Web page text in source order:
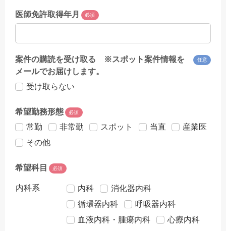
医師免許取得年月 必須
案件の購読を受け取る ※スポット案件情報を
メールでお届けします。
任意
受け取らない
希望勤務形態 必須
常勤 非常勤 スポット 当直
産業医
その他
希望科目 必須
内科系 内科
消化器内科
循環器内科
呼吸器内科
血液内科・腫瘍内科
心療内科